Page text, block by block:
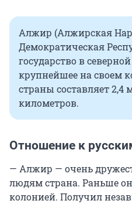
Алжир (Алжирская
Демократическая
государство в
крупнейшее на своем
страны составляет 2,4
километров.
Отношение к
— Алжир — очень
людям страна. Раньше
колонией. Получил